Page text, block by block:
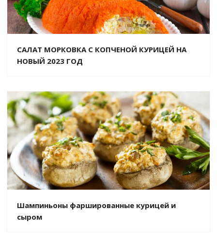
САЛАТ МОРКОВКА С КОПЧЕНОЙ КУРИЦЕЙ НА
НОВЫЙ 2023 ГОД
Шампиньоны фаршированные курицей и
сыром